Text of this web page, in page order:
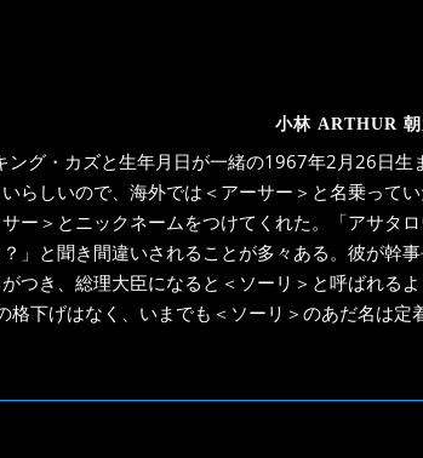
小林 ARTHUR 朝
ング・カズと生年月日が一緒の1967年2月26日生
いらしいので、海外では＜アーサー＞と名乗って
サー＞とニックネームをつけてくれた。「アサタ
」と聞き間違いされることが多々ある。彼が幹
つき、総理大臣になると＜ソーリ＞と呼ばれる
格下げはなく、いまでも＜ソーリ＞のあだ名は定